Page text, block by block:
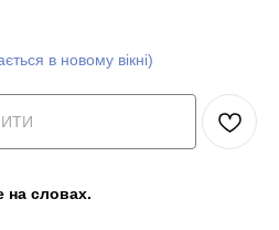
в новому вікні)
на словах.